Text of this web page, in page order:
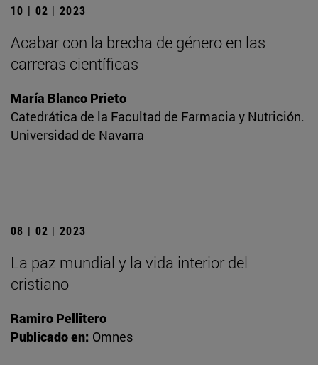
10 | 02 | 2023
Acabar con la brecha de género en las
carreras científicas
María Blanco Prieto
Catedrática de la Facultad de Farmacia y Nutrición.
Universidad de Navarra
08 | 02 | 2023
La paz mundial y la vida interior del
cristiano
Ramiro Pellitero
Publicado en: Omnes